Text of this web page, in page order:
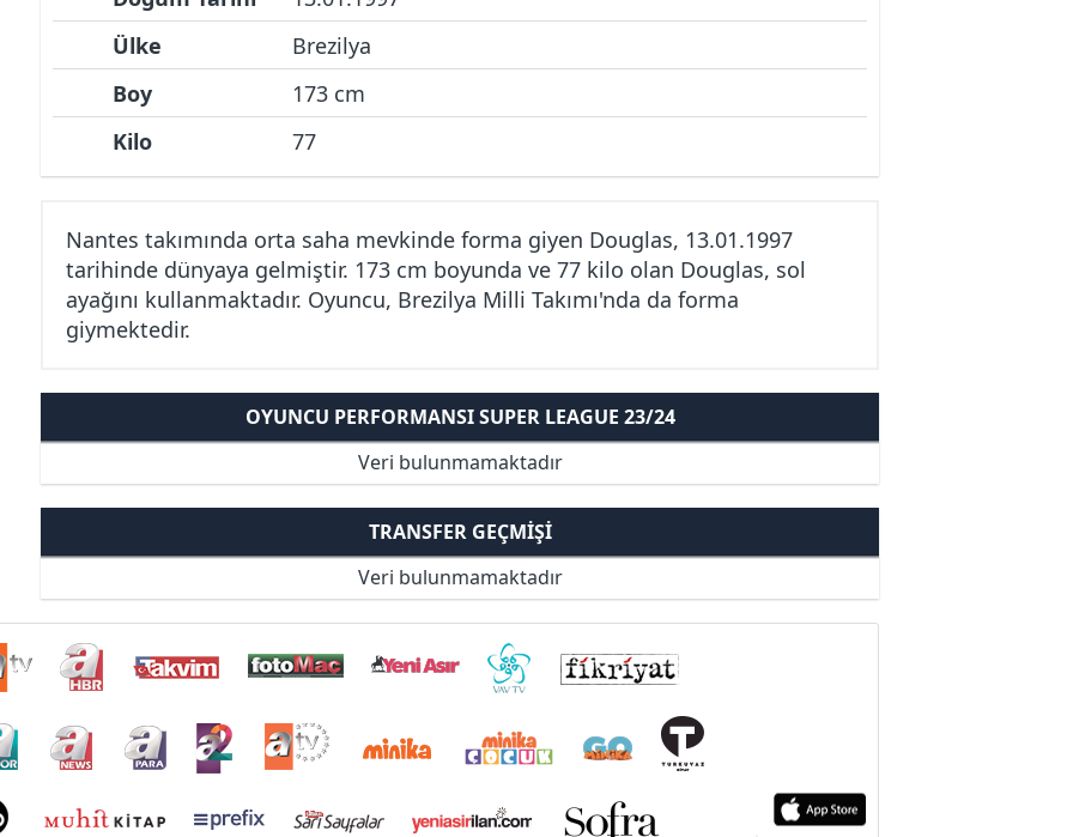
Ülke
Brezilya
Boy
173 cm
Kilo
77
Nantes takımında orta saha mevkinde forma giyen Douglas, 13.01.1997
tarihinde dünyaya gelmiştir. 173 cm boyunda ve 77 kilo olan Douglas, sol
ayağını kullanmaktadır. Oyuncu, Brezilya Milli Takımı'nda da forma
giymektedir.
OYUNCU PERFORMANSI SUPER LEAGUE 23/24
Veri bulunmamaktadır
TRANSFER GEÇMIŞI
Veri bulunmamaktadır